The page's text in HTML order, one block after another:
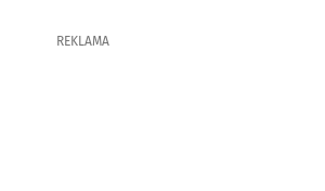
REKLAMA